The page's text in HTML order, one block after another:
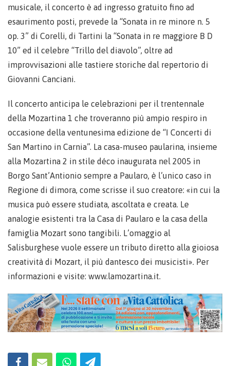
musicale, il concerto è ad ingresso gratuito fino ad
esaurimento posti, prevede la “Sonata in re minore n. 5
op. 3” di Corelli, di Tartini la “Sonata in re maggiore B D
10” ed il celebre “Trillo del diavolo”, oltre ad
improvvisazioni alle tastiere storiche dal repertorio di
Giovanni Canciani.
Il concerto anticipa le celebrazioni per il trentennale
della Mozartina 1 che troveranno più ampio respiro in
occasione della ventunesima edizione de “I Concerti di
San Martino in Carnia”. La casa-museo paularina, insieme
alla Mozartina 2 in stile déco inaugurata nel 2005 in
Borgo Sant’Antionio sempre a Paularo, è l’unico caso in
Regione di dimora, come scrisse il suo creatore: «in cui la
musica può essere studiata, ascoltata e creata. Le
analogie esistenti tra la Casa di Paularo e la casa della
famiglia Mozart sono tangibili. L’omaggio al
Salisburghese vuole essere un tributo diretto alla gioiosa
creatività di Mozart, il più dantesco dei musicisti». Per
informazioni e visite: www.lamozartina.it.